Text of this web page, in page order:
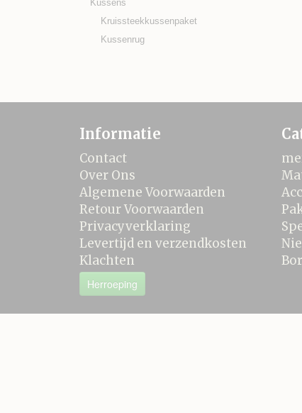
Kussens
Kruissteekkussenpaket
Kussenrug
Informatie
Contact
Over Ons
Algemene Voorwaarden
Retour Voorwaarden
Privacyverklaring
Levertijd en verzendkosten
Klachten
Herroeping